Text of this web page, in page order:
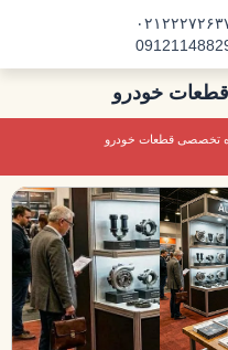
خودرو
تخصصی قطعات خودرو